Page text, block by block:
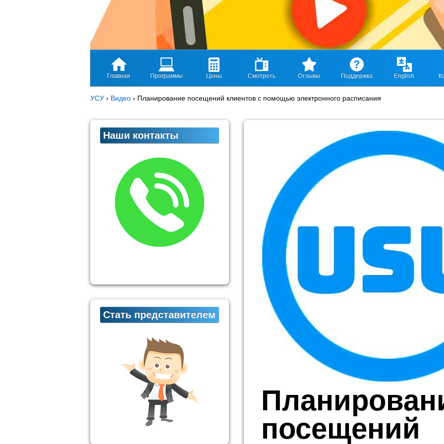
Главная Программы Цены Смотреть Отзывы Поддержка English
УСУ › Видео › Планирование посещений клиентов с помощью электронного расписания
посещений
Наши контакты
Стать представителем